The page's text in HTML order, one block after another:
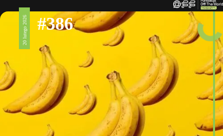
20 lutego 2026 #386